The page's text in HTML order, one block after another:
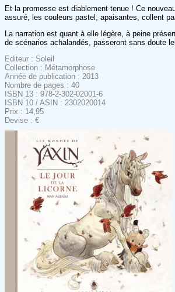
Et la promesse est diablement tenue ! Ce
assuré, les couleurs pastel, apaisantes, collent
La narration est quant à elle légère, à peine
de scénarios achalandés, passeront sans doute
Editeur : Soleil
Collection : Métamorphose
Année de publication : 2013
Nombre de pages : 40
ISBN 13 : 978-2-302-02001-6
ISBN 10 / ASIN : 2302020014
Prix : 14,95
Devise : €